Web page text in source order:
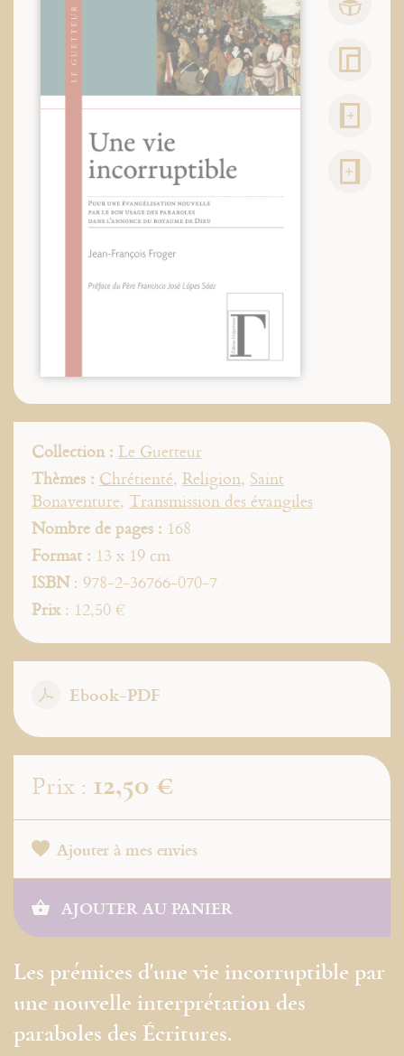
Collection : Le Guetteur
Thèmes : Chrétienté, Religion, Saint
Bonaventure, Transmission des évangiles
Nombre de pages : 168
Format : 13 x 19 cm
ISBN: 978-2-36766-070-7
Prix: 12,50 €
Ebook-PDF
Prix : 12,50 €
Ajouter à mes envies
AJOUTER AU PANIER
Les prémices d'une vie incorruptible par
une nouvelle interprétation des
paraboles des Écritures.